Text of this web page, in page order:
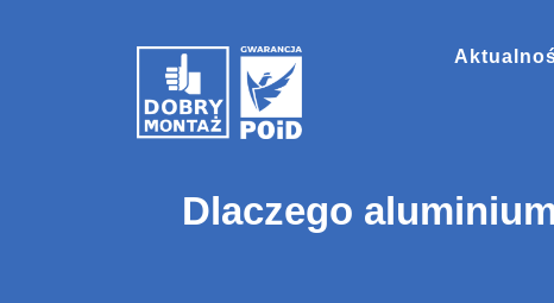
Dlaczego